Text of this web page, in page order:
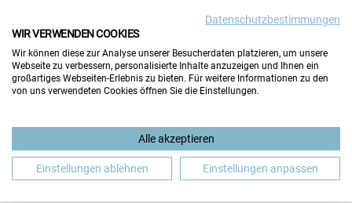
BERUFLICHE ORIENTIERUNG BEWERBUNG
Datenschutzbestimmungen
WIR VERWENDEN COOKIES
Wir können diese zur Analyse unserer Besucherdaten platzieren, um unsere
Webseite zu verbessern, personalisierte Inhalte anzuzeigen und Ihnen ein
großartiges Webseiten-Erlebnis zu bieten. Für weitere Informationen zu den
von uns verwendeten Cookies öffnen Sie die Einstellungen.
Alle akzeptieren
Einstellungen ablehnen Einstellungen anpassen